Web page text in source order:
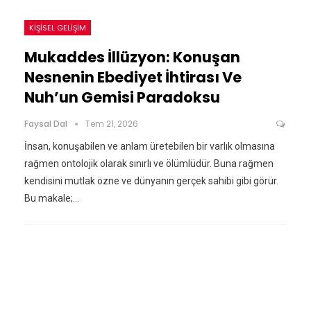
KIŞISEL GELIŞIM
Mukaddes İllüzyon: Konuşan
Nesnenin Ebediyet İhtirası Ve
Nuh’un Gemisi Paradoksu
Faysal Dal Tem 21, 2026
İnsan, konuşabilen ve anlam üretebilen bir varlık olmasına
rağmen ontolojik olarak sınırlı ve ölümlüdür. Buna rağmen
kendisini mutlak özne ve dünyanın gerçek sahibi gibi görür.
Bu makale;…